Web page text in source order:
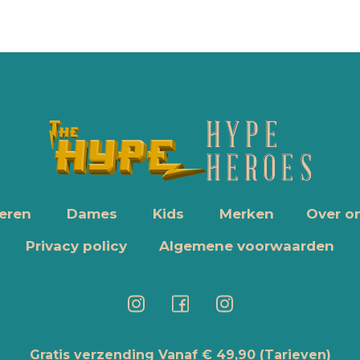
Dames Kids Merken
Over
Privacy policy
Algemene voorwaarden
Gratis verzending Vanaf € 49,90 (Tarieven)